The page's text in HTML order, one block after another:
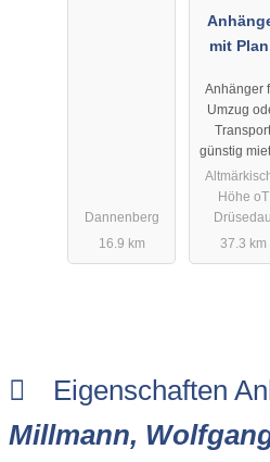
Dannenberg
16.9 km
mit
se
Anhänger
Umzug
Transport
günstig
Höhe oT
Drüsedau
37.3 km
Eigenschaften
Millmann,